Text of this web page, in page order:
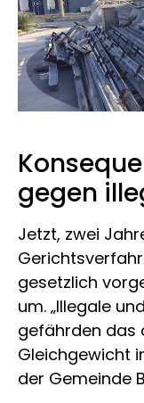
gegen
Jetzt, zwei
gesetzlich
um. „Illegale
gefährden das
Gleichgewicht
der Gemeinde